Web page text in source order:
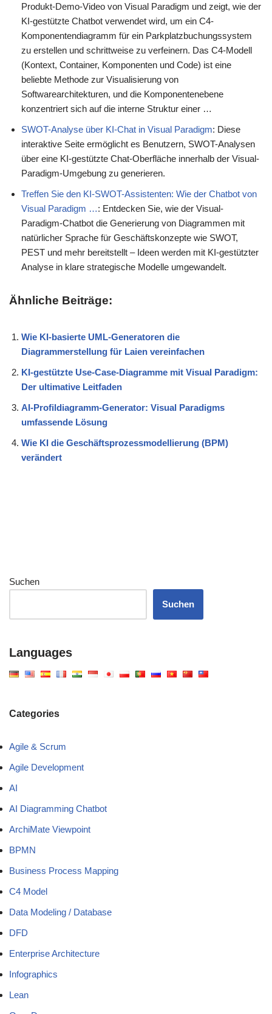
Produkt-Demo-Video von Visual Paradigm und zeigt, wie der
KI-gestützte Chatbot verwendet wird, um ein C4-
Komponentendiagramm für ein Parkplatzbuchungssystem
zu erstellen und schrittweise zu verfeinern. Das C4-Modell
(Kontext, Container, Komponenten und Code) ist eine
beliebte Methode zur Visualisierung von
Softwarearchitekturen, und die Komponentenebene
konzentriert sich auf die interne Struktur einer …
SWOT-Analyse über KI-Chat in Visual Paradigm: Diese
interaktive Seite ermöglicht es Benutzern, SWOT-Analysen
über eine KI-gestützte Chat-Oberfläche innerhalb der Visual-
Paradigm-Umgebung zu generieren.
Treffen Sie den KI-SWOT-Assistenten: Wie der Chatbot von
Visual Paradigm …: Entdecken Sie, wie der Visual-
Paradigm-Chatbot die Generierung von Diagrammen mit
natürlicher Sprache für Geschäftskonzepte wie SWOT,
PEST und mehr bereitstellt – Ideen werden mit KI-gestützter
Analyse in klare strategische Modelle umgewandelt.
Ähnliche Beiträge:
Wie KI-basierte UML-Generatoren die
Diagrammerstellung für Laien vereinfachen
KI-gestützte Use-Case-Diagramme mit Visual Paradigm:
Der ultimative Leitfaden
AI-Profildiagramm-Generator: Visual Paradigms
umfassende Lösung
Wie KI die Geschäftsprozessmodellierung (BPM)
verändert
Suchen
Suchen
Languages
Categories
Agile & Scrum
Agile Development
AI
AI Diagramming Chatbot
ArchiMate Viewpoint
BPMN
Business Process Mapping
C4 Model
Data Modeling / Database
DFD
Enterprise Architecture
Infographics
Lean